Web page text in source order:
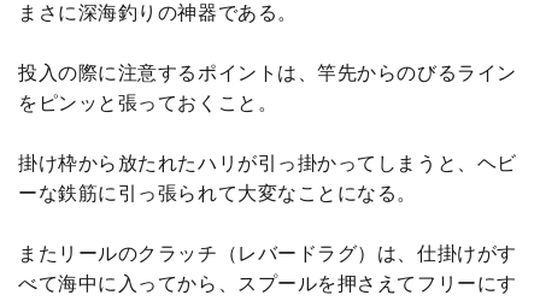
まさに深海釣りの神器である。
投入の際に注意するポイントは、竿先からのびるライン
をピンッと張っておくこと。
掛け枠から放たれたハリが引っ掛かってしまうと、ヘビ
ーな鉄筋に引っ張られて大変なことになる。
またリールのクラッチ（レバードラグ）は、仕掛けがす
べて海中に入ってから、スプールを押さえてフリーにす